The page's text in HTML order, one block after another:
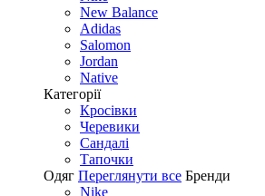
New Balance
Adidas
Salomon
Jordan
Native
Категорії
Кросівки
Черевики
Сандалі
Tапочки
Одяг Переглянути все Бренди
Nike